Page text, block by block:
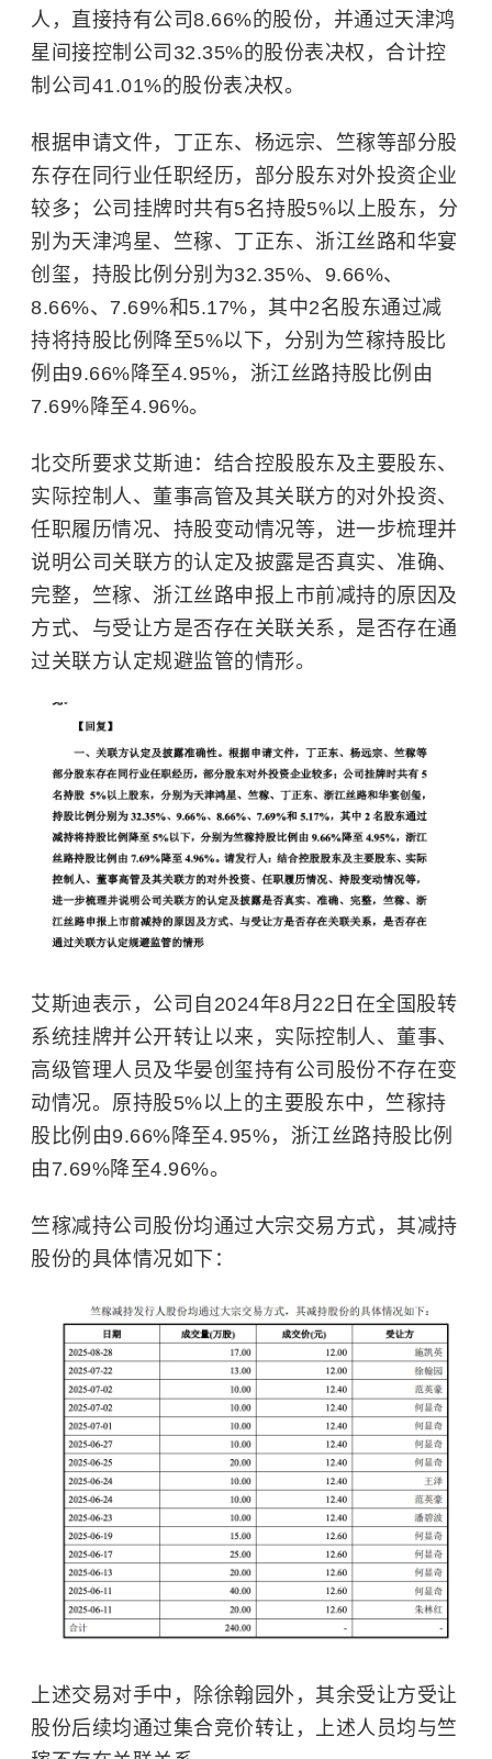
人，直接持有公司8.66%的股份，并通过天津鸿
星间接控制公司32.35%的股份表决权，合计控
制公司41.01%的股份表决权。
根据申请文件，丁正东、杨远宗、竺稼等部分股
东存在同行业任职经历，部分股东对外投资企业
较多；公司挂牌时共有5名持股5%以上股东，分
别为天津鸿星、竺稼、丁正东、浙江丝路和华宴
创玺，持股比例分别为32.35%、9.66%、
8.66%、7.69%和5.17%，其中2名股东通过减
持将持股比例降至5%以下，分别为竺稼持股比
例由9.66%降至4.95%，浙江丝路持股比例由
7.69%降至4.96%。
北交所要求艾斯迪：结合控股股东及主要股东、
实际控制人、董事高管及其关联方的对外投资、
任职履历情况、持股变动情况等，进一步梳理并
说明公司关联方的认定及披露是否真实、准确、
完整，竺稼、浙江丝路申报上市前减持的原因及
方式、与受让方是否存在关联关系，是否存在通
过关联方认定规避监管的情形。
艾斯迪表示，公司自2024年8月22日在全国股转
系统挂牌并公开转让以来，实际控制人、董事、
高级管理人员及华晏创玺持有公司股份不存在变
动情况。原持股5%以上的主要股东中，竺稼持
股比例由9.66%降至4.95%，浙江丝路持股比例
由7.69%降至4.96%。
竺稼减持公司股份均通过大宗交易方式，其减持
股份的具体情况如下：
上述交易对手中，除徐翰园外，其余受让方受让
股份后续均通过集合竞价转让，上述人员均与竺